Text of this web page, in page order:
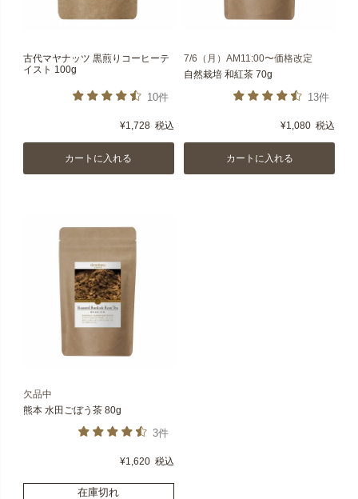
古代マヤナッツ 黒煎りコーヒーテ
イスト 100g
10件
¥1,728 税込
カートに入れる
7/6（月）AM11:00〜価格改定
自然栽培 和紅茶 70g
13件
¥1,080 税込
カートに入れる
欠品中
熊本 水田ごぼう茶 80g
3件
¥1,620 税込
在庫切れ